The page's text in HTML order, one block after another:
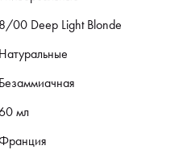
8/00 Deep Light Blonde
Натуральные
Безаммиачная
мл